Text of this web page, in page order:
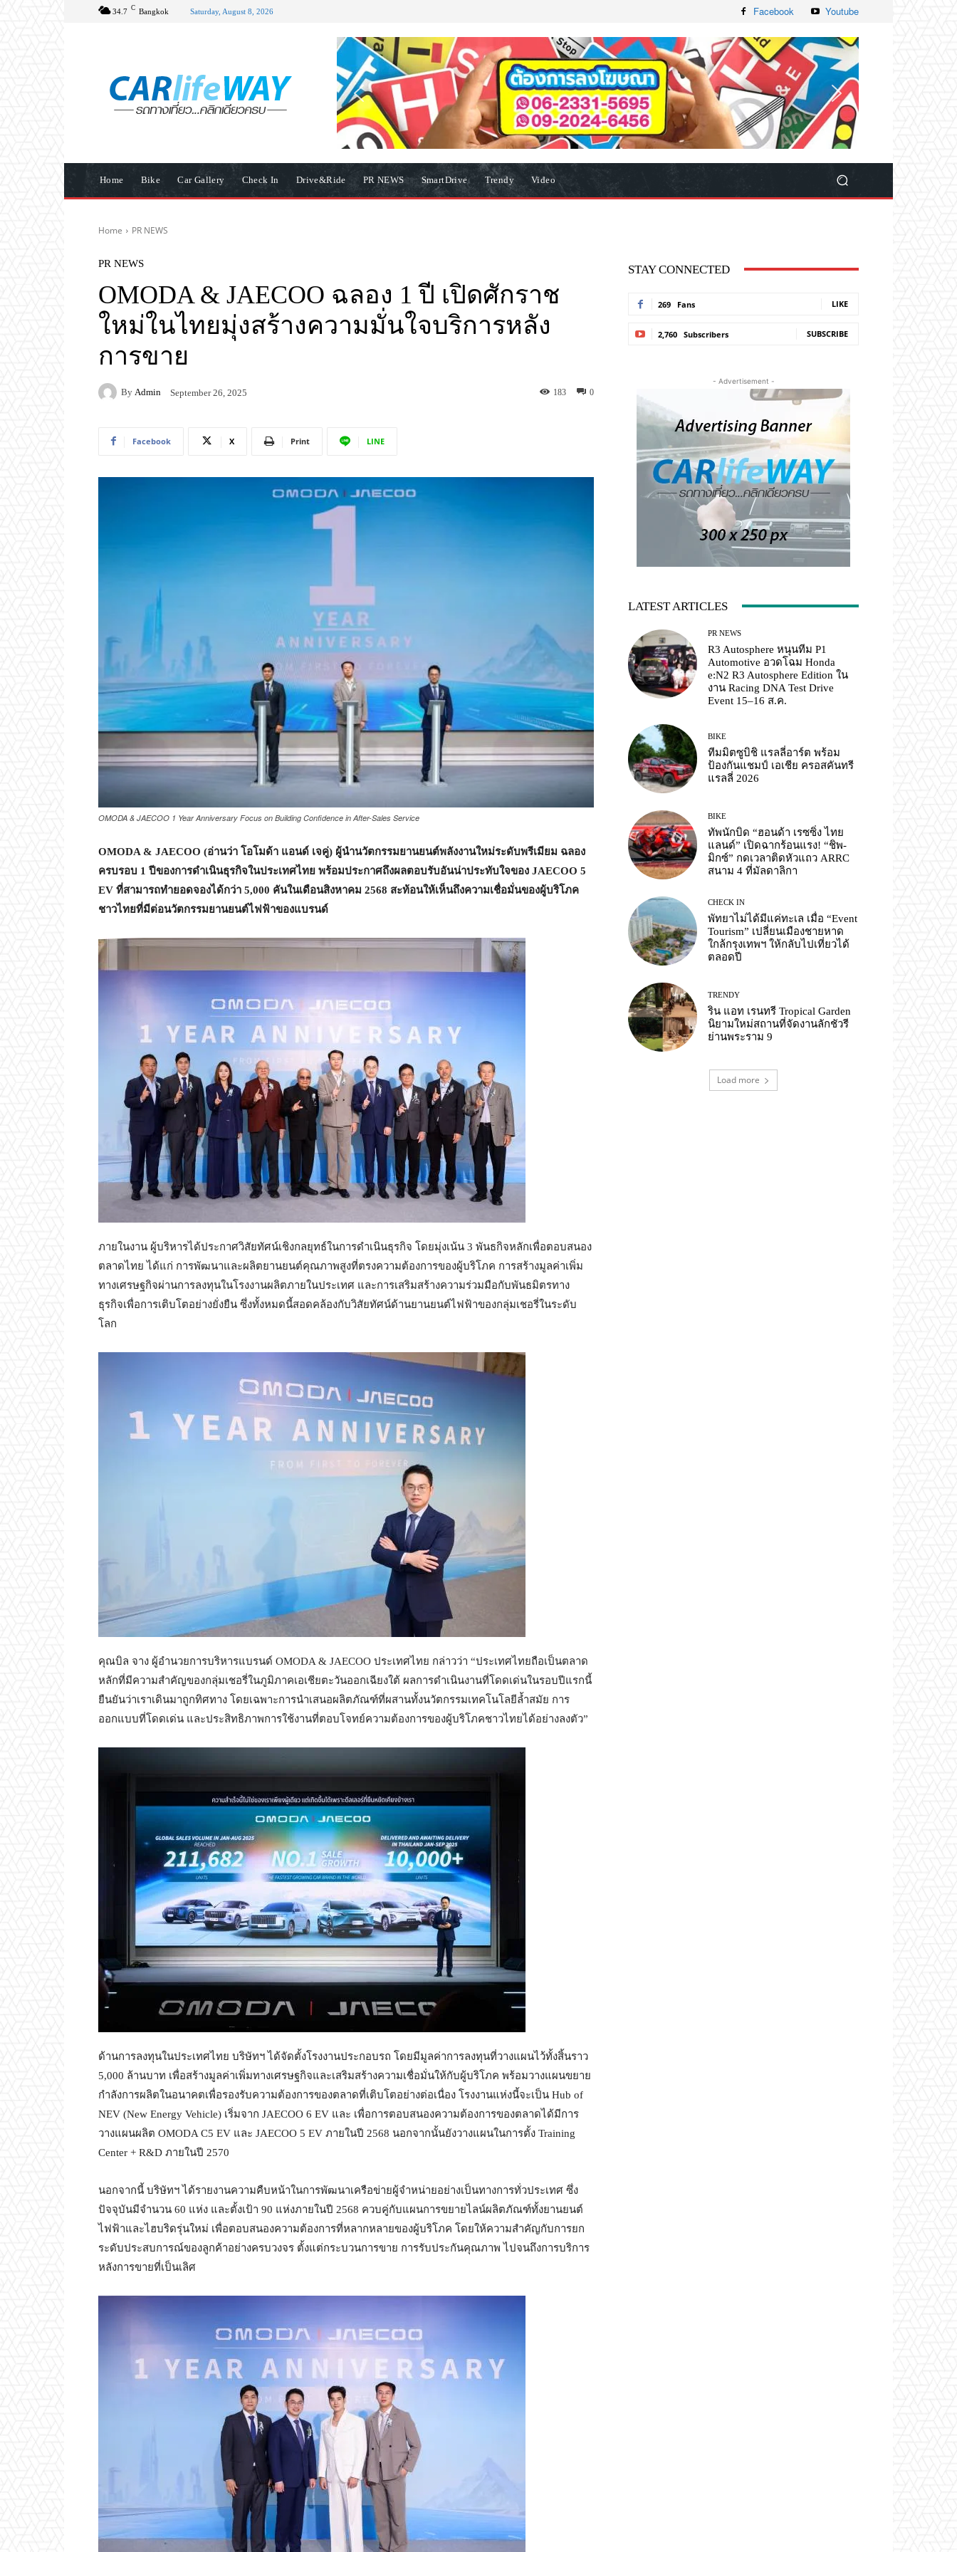
34.7 C Bangkok Saturday, August 8, 2026 Facebook Youtube
Home Bike Car Gallery Check In Drive&Ride PR NEWS SmartDrive Trendy Video
Home PR NEWS
PR NEWS
OMODA & JAECOO ฉลอง 1 ปี เปิดศักราช
ใหม่ในไทยมุ่งสร้างความมั่นใจบริการหลัง
การขาย
By Admin September 26, 2025 0
183
Facebook X Print LINE
OMODA & JAECOO 1 Year Anniversary Focus on Building Confidence in After-Sales Service
OMODA & JAECOO (อ่านว่า โอโมด้า แอนด์ เจคู่) ผู้นำนวัตกรรมยานยนต์พลังงานใหม่ระดับพรีเมียม ฉลอง
ครบรอบ 1 ปีของการดำเนินธุรกิจในประเทศไทย พร้อมประกาศถึงผลตอบรับอันน่าประทับใจของ JAECOO 5
EV ที่สามารถทำยอดจองได้กว่า 5,000 คันในเดือนสิงหาคม 2568 สะท้อนให้เห็นถึงความเชื่อมั่นของผู้บริโภค
ชาวไทยที่มีต่อนวัตกรรมยานยนต์ไฟฟ้าของแบรนด์
ภายในงาน ผู้บริหารได้ประกาศวิสัยทัศน์เชิงกลยุทธ์ในการดำเนินธุรกิจ โดยมุ่งเน้น 3 พันธกิจหลักเพื่อตอบสนอง
ตลาดไทย ได้แก่ การพัฒนาและผลิตยานยนต์คุณภาพสูงที่ตรงความต้องการของผู้บริโภค การสร้างมูลค่าเพิ่ม
ทางเศรษฐกิจผ่านการลงทุนในโรงงานผลิตภายในประเทศ และการเสริมสร้างความร่วมมือกับพันธมิตรทาง
ธุรกิจเพื่อการเติบโตอย่างยั่งยืน ซึ่งทั้งหมดนี้สอดคล้องกับวิสัยทัศน์ด้านยานยนต์ไฟฟ้าของกลุ่มเชอรี่ในระดับ
โลก
คุณบิล จาง ผู้อำนวยการบริหารแบรนด์ OMODA & JAECOO ประเทศไทย กล่าวว่า “ประเทศไทยถือเป็นตลาด
หลักที่มีความสำคัญของกลุ่มเชอรี่ในภูมิภาคเอเชียตะวันออกเฉียงใต้ ผลการดำเนินงานที่โดดเด่นในรอบปีแรกนี้
ยืนยันว่าเราเดินมาถูกทิศทาง โดยเฉพาะการนำเสนอผลิตภัณฑ์ที่ผสานทั้งนวัตกรรมเทคโนโลยีล้ำสมัย การ
ออกแบบที่โดดเด่น และประสิทธิภาพการใช้งานที่ตอบโจทย์ความต้องการของผู้บริโภคชาวไทยได้อย่างลงตัว”
ด้านการลงทุนในประเทศไทย บริษัทฯ ได้จัดตั้งโรงงานประกอบรถ โดยมีมูลค่าการลงทุนที่วางแผนไว้ทั้งสิ้นราว
5,000 ล้านบาท เพื่อสร้างมูลค่าเพิ่มทางเศรษฐกิจและเสริมสร้างความเชื่อมั่นให้กับผู้บริโภค พร้อมวางแผนขยาย
กำลังการผลิตในอนาคตเพื่อรองรับความต้องการของตลาดที่เติบโตอย่างต่อเนื่อง โรงงานแห่งนี้จะเป็น Hub of
NEV (New Energy Vehicle) เริ่มจาก JAECOO 6 EV และ เพื่อการตอบสนองความต้องการของตลาดได้มีการ
วางแผนผลิต OMODA C5 EV และ JAECOO 5 EV ภายในปี 2568 นอกจากนั้นยังวางแผนในการตั้ง Training
Center + R&D ภายในปี 2570
นอกจากนี้ บริษัทฯ ได้รายงานความคืบหน้าในการพัฒนาเครือข่ายผู้จำหน่ายอย่างเป็นทางการทั่วประเทศ ซึ่ง
ปัจจุบันมีจำนวน 60 แห่ง และตั้งเป้า 90 แห่งภายในปี 2568 ควบคู่กับแผนการขยายไลน์ผลิตภัณฑ์ทั้งยานยนต์
ไฟฟ้าและไฮบริดรุ่นใหม่ เพื่อตอบสนองความต้องการที่หลากหลายของผู้บริโภค โดยให้ความสำคัญกับการยก
ระดับประสบการณ์ของลูกค้าอย่างครบวงจร ตั้งแต่กระบวนการขาย การรับประกันคุณภาพ ไปจนถึงการบริการ
หลังการขายที่เป็นเลิศ
STAY CONNECTED
269 Fans LIKE
2,760 Subscribers SUBSCRIBE
- Advertisement -
LATEST ARTICLES
PR NEWS
R3 Autosphere หนุนทีม P1
Automotive อวดโฉม Honda
e:N2 R3 Autosphere Edition ใน
งาน Racing DNA Test Drive
Event 15–16 ส.ค.
BIKE
ทีมมิตซูบิชิ แรลลี่อาร์ต พร้อม
ป้องกันแชมป์ เอเชีย ครอสคันทรี
แรลลี่ 2026
BIKE
ทัพนักบิด “ฮอนด้า เรซซิ่ง ไทย
แลนด์” เปิดฉากร้อนแรง! “ชิพ-
มิกซ์” กดเวลาติดหัวแถว ARRC
สนาม 4 ที่มัลดาลิกา
CHECK IN
พัทยาไม่ได้มีแค่ทะเล เมื่อ “Event
Tourism” เปลี่ยนเมืองชายหาด
ใกล้กรุงเทพฯ ให้กลับไปเที่ยวได้
ตลอดปี
TRENDY
ริน แอท เรนทรี Tropical Garden
นิยามใหม่สถานที่จัดงานลักชัวรี
ย่านพระราม 9
Load more